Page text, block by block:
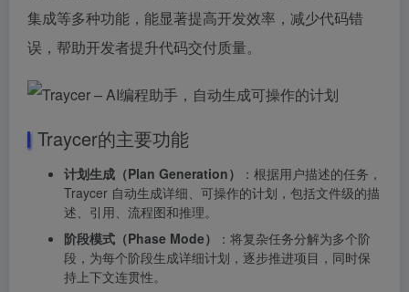
集成等多种功能，能显著提高开发效率，减少代码错
误，帮助开发者提升代码交付质量。
Traycer的主要功能
计划生成（Plan Generation）
：根据用户描述的任务，
Traycer 自动生成详细、可操作的计划，包括文件级的描
述、引用、流程图和推理。
阶段模式（Phase Mode）
：将复杂任务分解为多个阶
段，为每个阶段生成详细计划，逐步推进项目，同时保
持上下文连贯性。